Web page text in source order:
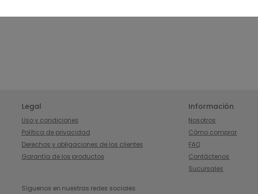
Legal
Uso y condiciones
Política de privacidad
Derechos y obligaciones de los clientes
Garantía de los productos
Información
Nosotros
Cómo comprar
FAQ
Contáctenos
Sucursales
Síguenos en nuestras redes sociales